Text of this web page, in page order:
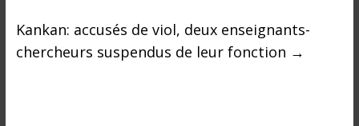
u
i
Kankan: accusés de viol, deux enseignants-
chercheurs suspendus de leur fonction →